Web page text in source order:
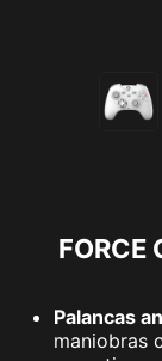
FORCE
Palancas
maniobras